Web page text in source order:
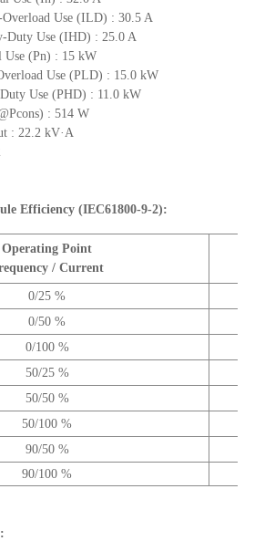
Use (ILD) : 30.5 A
Duty Use (IHD) : 25.0 A
Use (Pn) : 15 kW
Use (PLD) : 15.0 kW
Use (PHD) : 11.0 kW
: 514 W
: 22.2 kV·A
Efficiency (IEC61800-9-2):
Operating Point
/ Current
0/25 %
0/50 %
0/100 %
50/25 %
50/50 %
50/100 %
90/50 %
90/100 %